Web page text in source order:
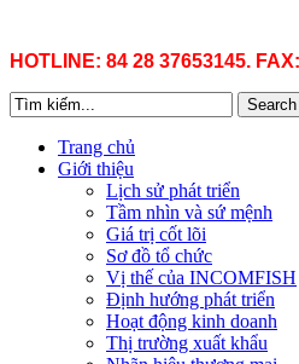
HOTLINE: 84 28 37653145.
Trang chủ
Giới thiệu
Lịch sử phát triển
Tầm nhìn và sứ mệnh
Giá trị cốt lõi
Sơ đồ tổ chức
Vị thế của INCOMFISH
Định hướng phát triển
Hoạt động kinh doanh
Thị trường xuất khẩu